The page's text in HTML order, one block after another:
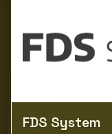
FDS System